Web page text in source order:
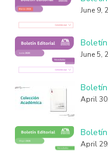
June 9,
June 5,
April
April